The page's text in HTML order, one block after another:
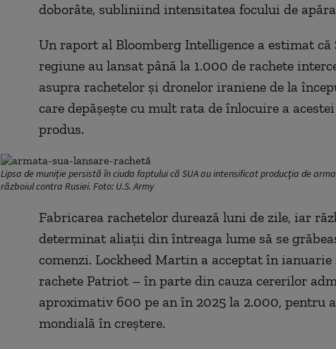
doborâte, subliniind intensitatea focului de
Un raport al Bloomberg Intelligence a estimat
regiune au lansat până la 1.000 de rachete
asupra rachetelor și dronelor iraniene de la
care depășește cu mult rata de înlocuire a
produs.
Lipsa de muniție persistă în ciuda faptului că SUA au intensificat producția de
războiul contra Rusiei. Foto: U.S. Army
Fabricarea rachetelor durează luni de zile, iar
determinat aliații din întreaga lume să se
comenzi. Lockheed Martin a acceptat în
rachete Patriot – în parte din cauza cererilor
aproximativ 600 pe an în 2025 la 2.000, pentru
mondială în creștere.